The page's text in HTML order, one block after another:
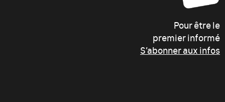
Pour être le
premier informé
S’abonner aux infos